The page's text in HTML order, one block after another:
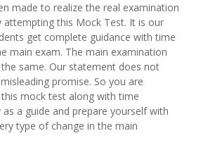
made to realize the real examination
this Mock Test. It is our
get complete guidance with time
main exam. The main examination
same. Our statement does not
promise. So you are
mock test along with time
a guide and prepare yourself with
type of change in the main